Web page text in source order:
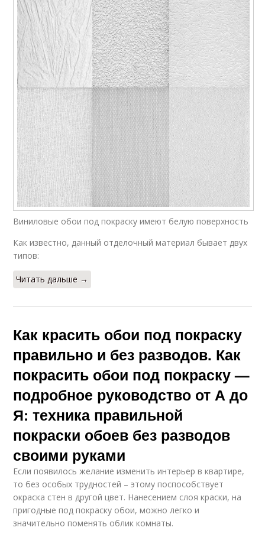
Виниловые обои под покраску имеют белую поверхность
Как известно, данный отделочный материал бывает двух
типов:
Читать дальше →
Как красить обои под покраску
правильно и без разводов. Как
покрасить обои под покраску —
подробное руководство от А до
Я: техника правильной
покраски обоев без разводов
своими руками
Если появилось желание изменить интерьер в квартире,
то без особых трудностей – этому поспособствует
окраска стен в другой цвет. Нанесением слоя краски, на
пригодные под покраску обои, можно легко и
значительно поменять облик комнаты.